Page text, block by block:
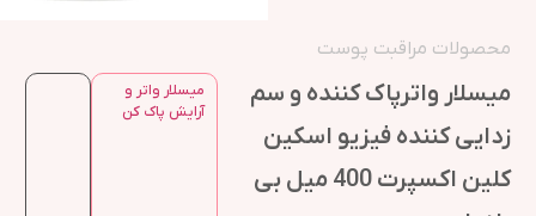
محصولات مراقبت پوست
میسلار واترپاک کننده و سم
زدایی کننده فیزیو اسکین
کلین اکسپرت 400 میل بی
میسلار واتر و
آرایش پاک کن